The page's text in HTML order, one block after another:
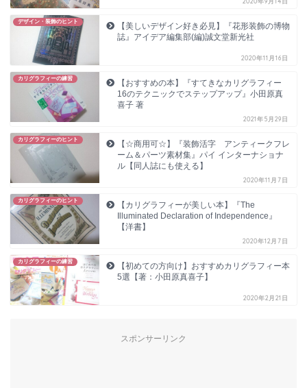
デザイン・装飾のヒント
【美しいデザイン好き必見】『花形装飾の博物
誌』アイデア編集部(編)誠文堂新光社
2020年11月16日
カリグラフィーの練習
【おすすめの本】『すてきなカリグラフィー
16のテクニックでステップアップ』小田原真
喜子 著
2021年5月29日
カリグラフィーのヒント
【☆商用可☆】『装飾活字 アンティークフレ
ーム＆パーツ素材集』パイ インターナショナ
ル【同人誌にも使える】
2020年11月7日
カリグラフィーのヒント
【カリグラフィーが美しい本】『The
Illuminated Declaration of Independence』
【洋書】
2020年12月7日
カリグラフィーの練習
【初めての方向け】おすすめカリグラフィー本
5選【著：小田原真喜子】
2020年2月21日
スポンサーリンク